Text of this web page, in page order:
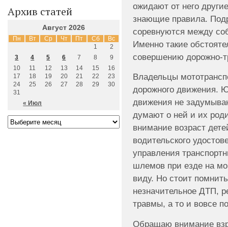
ожидают от него
знающие правила.
соревнуются между
Именно такие
совершению дорожно-
Владельцы
дорожного движения.
движения не
думают о ней и их
внимание возраст
водительского
управления
шлемов при езде на
виду. Но стоит
незначительное ДТП,
травмы, а то и вовсе
Обращаю внимание
Архив статей
Август 2026
Пн Вт Ср Чт Пт Сб Вс
« Июл
1
2
3
4 5 6 7 8
9
10
11 12 13 14 15
16
17
18 19 20 21 22
23
24
25 26 27 28 29
30
31